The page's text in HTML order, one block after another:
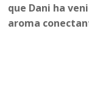
que Dani ha
aroma